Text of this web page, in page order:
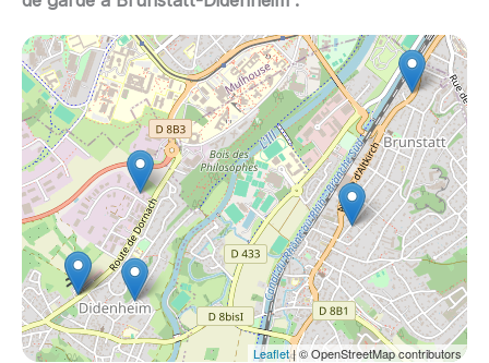
Leaflet| © OpenStreetMap contributors